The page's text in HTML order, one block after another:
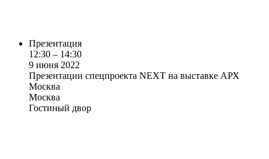
Презентация
12:30 – 14:30
9 июня 2022
Презентации спецпроекта NEXT на выставке АРХ
Москва
Москва
Гостиный двор